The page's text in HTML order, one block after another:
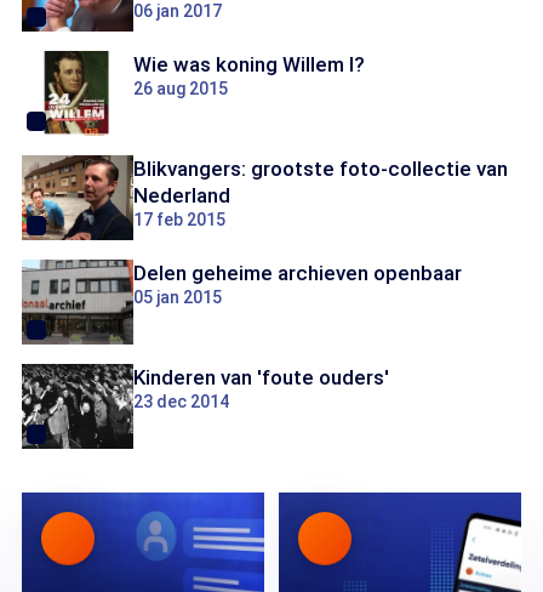
06 jan 2017
Wie was koning Willem I?
26 aug 2015
Blikvangers: grootste foto-collectie van
Nederland
17 feb 2015
Delen geheime archieven openbaar
05 jan 2015
Kinderen van 'foute ouders'
23 dec 2014